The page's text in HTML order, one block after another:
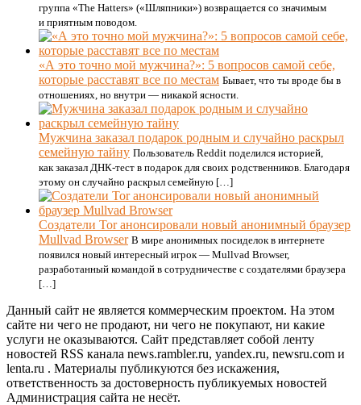
группа «The Hatters» («Шляпники») возвращается со значимым
и приятным поводом.
«А это точно мой мужчина?»: 5 вопросов самой себе,
которые расставят все по местам Бывает, что ты вроде бы в
отношениях, но внутри — никакой ясности.
Мужчина заказал подарок родным и случайно раскрыл
семейную тайну Пользователь Reddit поделился историей,
как заказал ДНК-тест в подарок для своих родственников. Благодаря
этому он случайно раскрыл семейную […]
Создатели Tor анонсировали новый анонимный браузер
Mullvad Browser В мире анонимных посиделок в интернете
появился новый интересный игрок — Mullvad Browser,
разработанный командой в сотрудничестве с создателями браузера
[…]
Данный сайт не является коммерческим проектом. На этом
сайте ни чего не продают, ни чего не покупают, ни какие
услуги не оказываются. Сайт представляет собой ленту
новостей RSS канала news.rambler.ru, yandex.ru, newsru.com и
lenta.ru . Материалы публикуются без искажения,
ответственность за достоверность публикуемых новостей
Администрация сайта не несёт.